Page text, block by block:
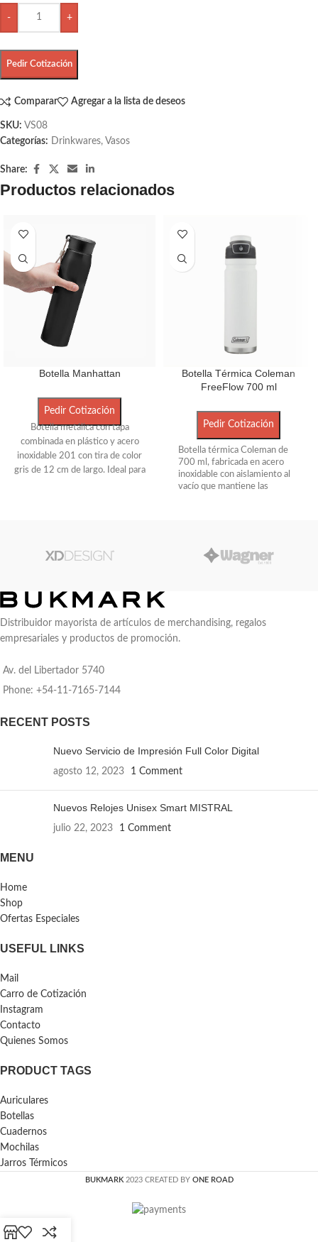
- +
Pedir Cotización
Comparar Agregar a la lista de deseos
SKU: VS08
Categorías:
Drinkwares, Vasos
Share:
Productos relacionados
Botella Manhattan
Pedir Cotización
Botella metálica con tapa
combinada en plástico y acero
inoxidable 201 con tira de color
gris de 12 cm de largo. Ideal para
Botella Térmica Coleman
FreeFlow 700 ml
Pedir Cotización
Botella térmica Coleman de
700 ml, fabricada en acero
inoxidable con aislamiento al
vacío que mantiene las
con cubierta higiénica y cierre
100% a prueba de fugas. Su
diario, actividades outdoor y
kits corporativos premium.
Distribuidor mayorista de artículos de merchandising, regalos
empresariales y productos de promoción.
Av. del Libertador 5740
Phone: +54-11-7165-7144
RECENT POSTS
Nuevo Servicio de Impresión Full Color Digital
agosto 12, 2023 1 Comment
Nuevos Relojes Unisex Smart MISTRAL
julio 22, 2023 1 Comment
MENU
Home
Shop
Ofertas Especiales
USEFUL LINKS
Mail
Carro de Cotización
Instagram
Contacto
Quienes Somos
PRODUCT TAGS
Auriculares
Botellas
Cuadernos
Mochilas
Jarros Térmicos
BUKMARK 2023 CREATED BY ONE ROAD